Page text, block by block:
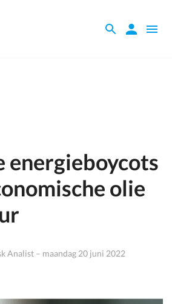
Zoeken
Open
energieboycots
olie
Analist – maandag 20 juni 2022